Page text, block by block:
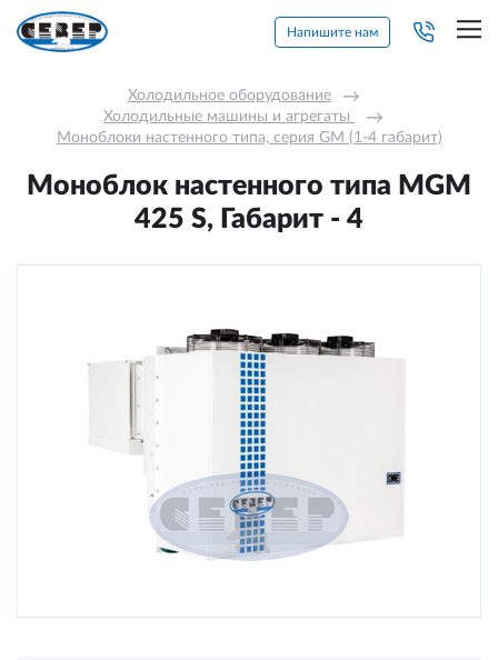
Напишите нам
Холодильное оборудование →
Холодильные машины и агрегаты →
Моноблоки настенного типа, серия GM (1-4 габарит)
Моноблок настенного типа MGM
425 S, Габарит - 4